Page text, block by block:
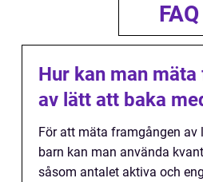
FAQ
Hur kan man
av lätt att baka
För att mäta framgången av
barn kan man använda
såsom antalet aktiva och